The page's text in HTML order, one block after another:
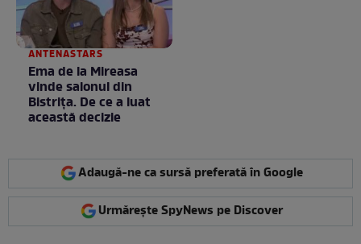
ANTENASTARS
Ema de la Mireasa
vinde salonul din
Bistrița. De ce a luat
această decizie
Adaugă-ne ca sursă preferată în Google
Urmărește SpyNews pe Discover